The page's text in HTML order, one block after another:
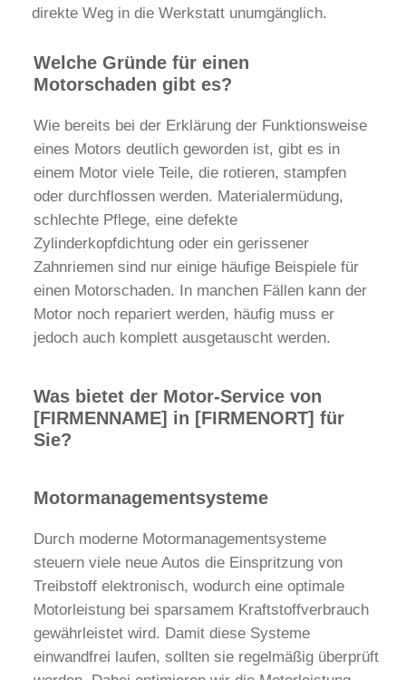
direkte Weg in die Werkstatt unumgänglich.
Welche Gründe für einen
Motorschaden gibt es?
Wie bereits bei der Erklärung der Funktionsweise
eines Motors deutlich geworden ist, gibt es in
einem Motor viele Teile, die rotieren, stampfen
oder durchflossen werden. Materialermüdung,
schlechte Pflege, eine defekte
Zylinderkopfdichtung oder ein gerissener
Zahnriemen sind nur einige häufige Beispiele für
einen Motorschaden. In manchen Fällen kann der
Motor noch repariert werden, häufig muss er
jedoch auch komplett ausgetauscht werden.
Was bietet der Motor-Service von
[FIRMENNAME] in [FIRMENORT] für
Sie?
Motormanagementsysteme
Durch moderne Motormanagementsysteme
steuern viele neue Autos die Einspritzung von
Treibstoff elektronisch, wodurch eine optimale
Motorleistung bei sparsamem Kraftstoffverbrauch
gewährleistet wird. Damit diese Systeme
einwandfrei laufen, sollten sie regelmäßig überprüft